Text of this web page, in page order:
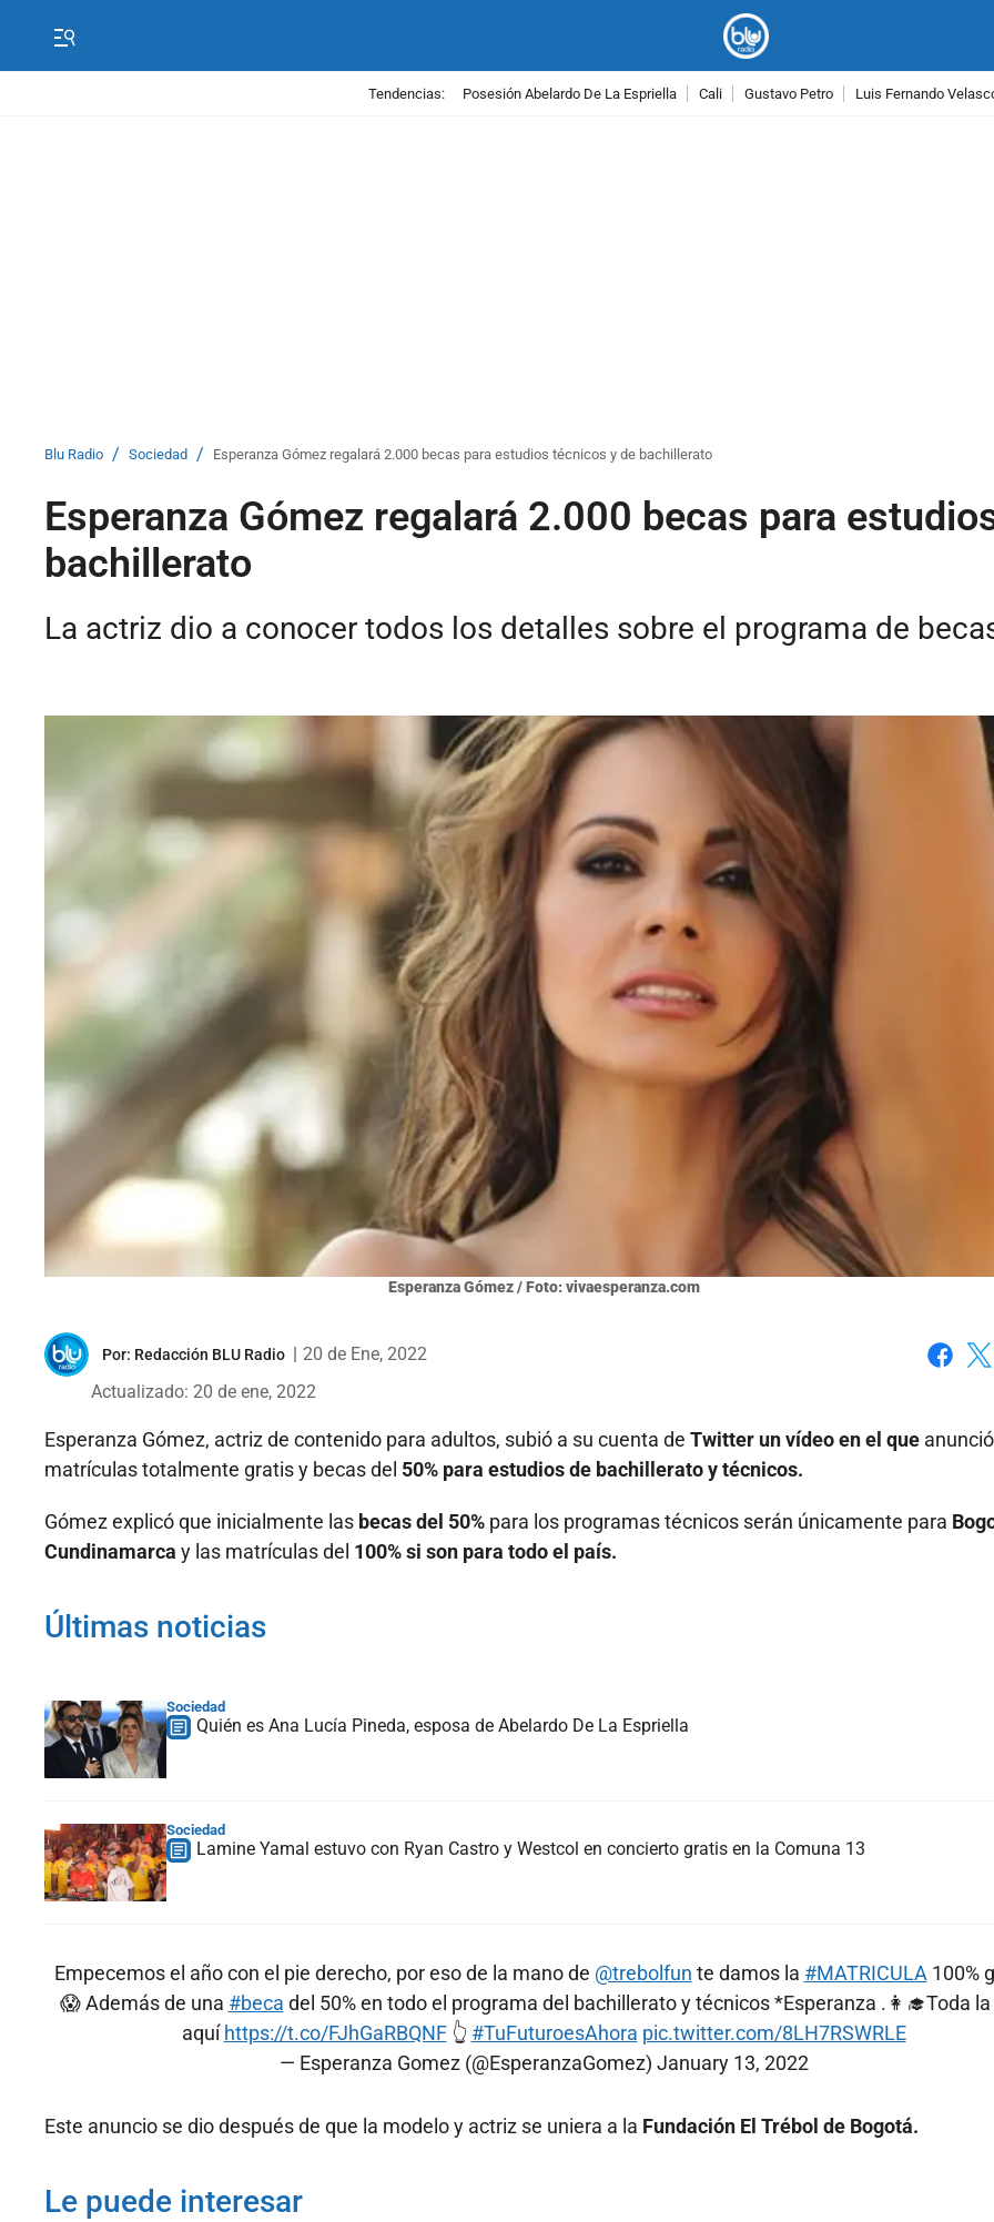
Tendencias: Posesión Abelardo De La Espriella Cali Gustavo Petro Luis Fernando
Blu Radio / Sociedad / Esperanza Gómez regalará 2.000 becas para estudios técnicos y de bachillerato
Esperanza Gómez regalará 2.000 becas para
bachillerato
La actriz dio a conocer todos los detalles sobre el programa de
Esperanza Gómez / Foto: vivaesperanza.com
Por: Redacción BLU Radio
20 de Ene, 2022
Actualizado: 20 de ene, 2022
Esperanza Gómez, actriz de contenido para adultos, subió a su cuenta de Twitter un vídeo en el que anunció
matrículas totalmente gratis y becas del 50% para estudios de bachillerato y técnicos.
Gómez explicó que inicialmente las becas del 50% para los programas técnicos serán únicamente para
Cundinamarca y las matrículas del 100% si son para todo el país.
Últimas noticias
Sociedad
Quién es Ana Lucía Pineda, esposa de Abelardo De La Espriella
Sociedad
Lamine Yamal estuvo con Ryan Castro y Westcol en concierto gratis en la Comuna 13
Empecemos el año con el pie derecho, por eso de la mano de @trebolfun te damos la #MATRICULA100%
😱 Además de una #beca del 50% en todo el programa del bachillerato y técnicos *Esperanza .👩‍🎓Toda
aquí https://t.co/FJhGaRBQNF👆 #TuFuturoesAhora pic.twitter.com/8LH7RSWRLE
— Esperanza Gomez (@EsperanzaGomez) January 13, 2022
Este anuncio se dio después de que la modelo y actriz se uniera a la Fundación El Trébol de Bogotá.
Le puede interesar